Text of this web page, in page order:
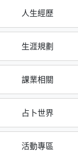
人生經歷
生涯規劃
課業相關
占卜世界
活動專區